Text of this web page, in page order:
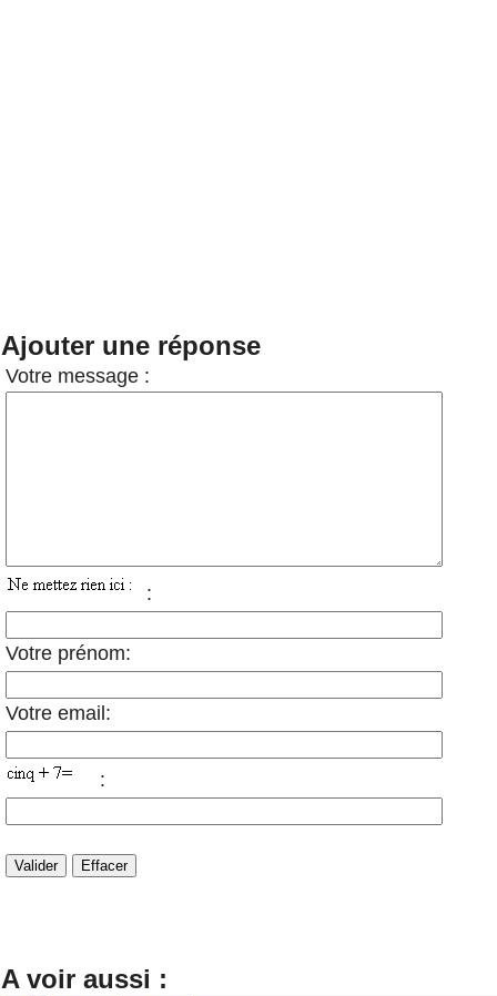
Ajouter une réponse
Votre message :
:
Votre prénom:
Votre email:
:
A voir aussi :